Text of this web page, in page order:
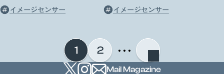
イメージセンサー イメージセンサー
1 2 ・・・
Mail Magazine